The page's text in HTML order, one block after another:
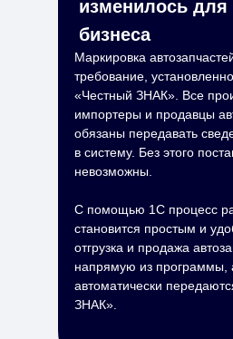
Маркировка
требование,
«Честный ЗНАК». Все
импортеры и продавцы
обязаны передавать
в систему. Без этого
невозможны.
С помощью 1С процесс
становится простым и
отгрузка и продажа
напрямую из программы,
автоматически
ЗНАК».
изменилось для
бизнеса